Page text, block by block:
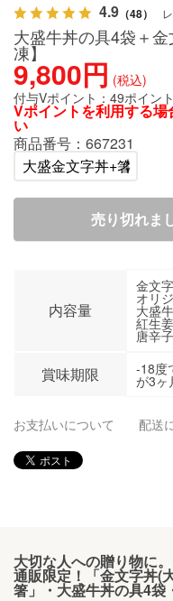
4.9 （48）
大盛牛丼の具4袋＋
凍】
9,800円 (税込)
付与Vポイント： 49ポイント
Vポイントを利用する場
い
商品番号： 667231
売り切れま
内容量
金文
オリ
大盛
紅生
唐辛
賞味期限 -18度
が3ヶ
お支払いについて 配送
大切な人への贈り物に。
通販限定！「金文字丼(
箸」・大盛牛丼の具4袋